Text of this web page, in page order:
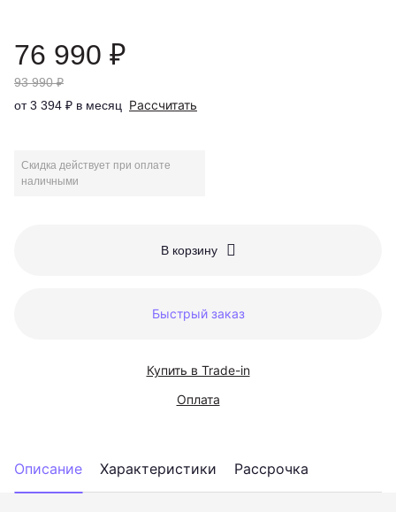
76 990 ₽
93 990 ₽
от 3 394 ₽ в месяц Рассчитать
Скидка действует при оплате
наличными
В корзину
Быстрый заказ
Купить в Trade-in
Оплата
Описание Характеристики Рассрочка